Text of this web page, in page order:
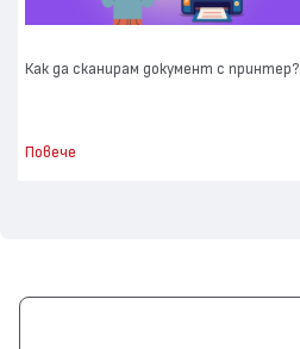
Как да сканирам документ с принтер?
Повече